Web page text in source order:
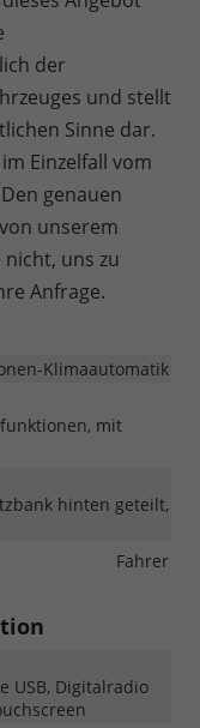
der
und stellt
Sinne dar.
Einzelfall vom
genauen
unserem
uns zu
Anfrage.
Klimaautomatik
mit
hinten geteilt,
Fahrer
USB, Digitalradio